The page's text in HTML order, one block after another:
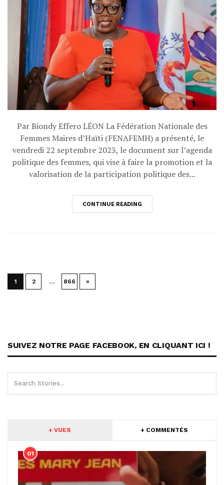
Par Biondy Effero LÉON La Fédération Nationale des
Femmes Maires d’Haïti (FENAFEMH) a présenté, le
vendredi 22 septembre 2023, le document sur l’agenda
politique des femmes, qui vise à faire la promotion et la
valorisation de la participation politique des...
CONTINUE READING
Navigation
1 2 … 866 »
SUIVEZ NOTRE PAGE FACEBOOK, EN CLIQUANT ICI !
+ VUES + COMMENTÉS
01